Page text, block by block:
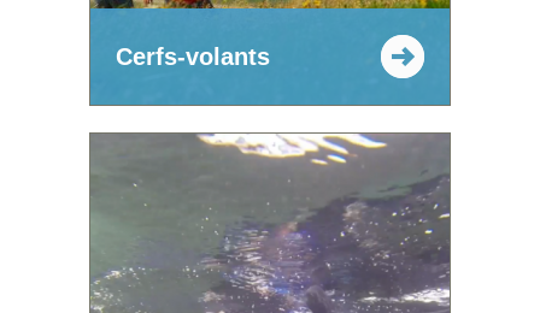
Cerfs-volants